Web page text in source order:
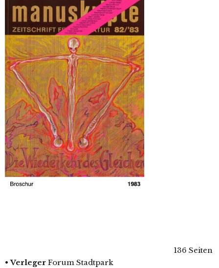
136 Seiten
• Verleger Forum Stadtpark